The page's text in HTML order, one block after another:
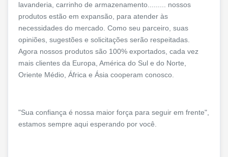
lavanderia, carrinho de armazenamento......... nossos
produtos estão em expansão, para atender às
necessidades do mercado. Como seu parceiro, suas
opiniões, sugestões e solicitações serão respeitadas.
Agora nossos produtos são 100% exportados, cada vez
mais clientes da Europa, América do Sul e do Norte,
Oriente Médio, África e Ásia cooperam conosco.
"Sua confiança é nossa maior força para seguir em frente",
estamos sempre aqui esperando por você.